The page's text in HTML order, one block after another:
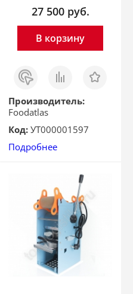
27 500 руб.
В корзину
Заказ
в 1
клик
Сравнить Отложить
Производитель:
Foodatlas
Код: УТ000001597
Подробнее